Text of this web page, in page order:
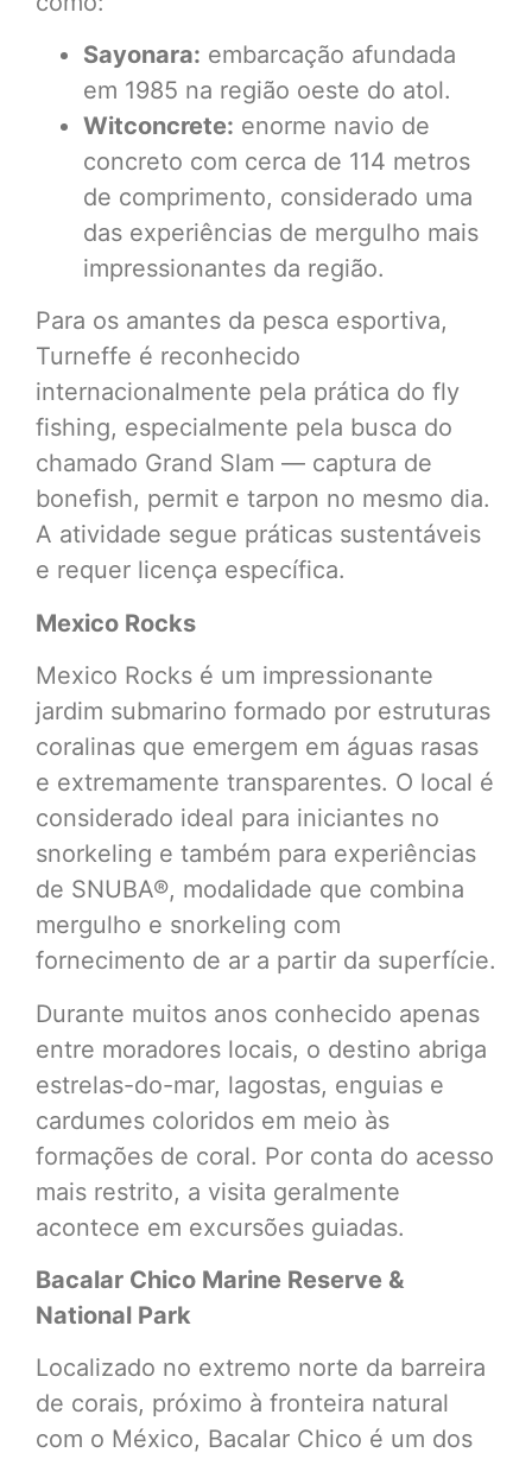
Sayonara: embarcação afundada
em 1985 na região oeste do atol.
Witconcrete: enorme navio de
concreto com cerca de 114 metros
de comprimento, considerado uma
das experiências de mergulho mais
impressionantes da região.
Para os amantes da pesca esportiva,
Turneffe é reconhecido
internacionalmente pela prática do fly
fishing, especialmente pela busca do
chamado Grand Slam — captura de
bonefish, permit e tarpon no mesmo dia.
A atividade segue práticas sustentáveis
e requer licença específica.
Mexico Rocks
Mexico Rocks é um impressionante
jardim submarino formado por estruturas
coralinas que emergem em águas rasas
e extremamente transparentes. O local é
considerado ideal para iniciantes no
snorkeling e também para experiências
de SNUBA®, modalidade que combina
mergulho e snorkeling com
fornecimento de ar a partir da superfície.
Durante muitos anos conhecido apenas
entre moradores locais, o destino abriga
estrelas-do-mar, lagostas, enguias e
cardumes coloridos em meio às
formações de coral. Por conta do acesso
mais restrito, a visita geralmente
acontece em excursões guiadas.
Bacalar Chico Marine Reserve &
National Park
Localizado no extremo norte da barreira
de corais, próximo à fronteira natural
com o México, Bacalar Chico é um dos